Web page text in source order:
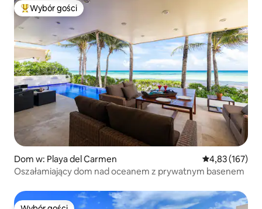
Najpopularniejsze z kategorii Wybór gości
Wybór gości
Dom w: Playa del Carmen Średnia
4,83 (167)
Oszałamiający dom nad oceanem z prywatnym basenem